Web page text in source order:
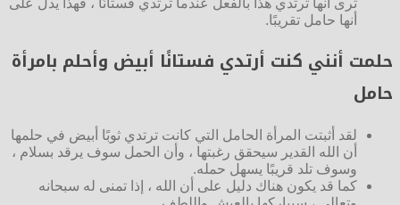
ترى أنها ترتدي هذا بالفعل عندما ترتدي فستانًا ، فهذا يدل على
أنها حامل تقريبًا.
حلمت أنني كنت أرتدي فستانًا أبيض وأحلم بامرأة
حامل
لقد أثبتت المرأة الحامل التي كانت ترتدي ثوبًا أبيض في حلمها
أن الله القدير سيحقق رغبتها ، وأن الحمل سوف يرقد بسلام ،
وسوف تلد قريبًا يسهل حمله.
كما قد يكون هناك دليل على أن الله ، إذا تمنى له سبحانه